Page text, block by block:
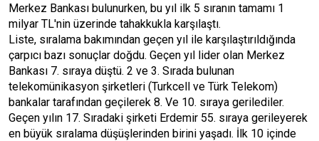
Merkez Bankası bulunurken, bu yıl ilk 5 sıranın tamamı 1
milyar TL'nin üzerinde tahakkukla karşılaştı.
Liste, sıralama bakımından geçen yıl ile karşılaştırıldığında
çarpıcı bazı sonuçlar doğdu. Geçen yıl lider olan Merkez
Bankası 7. sıraya düştü. 2 ve 3. Sırada bulunan
telekomünikasyon şirketleri (Turkcell ve Türk Telekom)
bankalar tarafından geçilerek 8. Ve 10. sıraya gerilediler.
Geçen yılın 17. Sıradaki şirketi Erdemir 55. sıraya gerileyerek
en büyük sıralama düşüşlerinden birini yaşadı. İlk 10 içinde